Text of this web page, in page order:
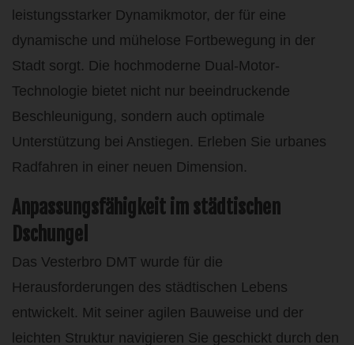
leistungsstarker Dynamikmotor, der für eine
dynamische und mühelose Fortbewegung in der
Stadt sorgt. Die hochmoderne Dual-Motor-
Technologie bietet nicht nur beeindruckende
Beschleunigung, sondern auch optimale
Unterstützung bei Anstiegen. Erleben Sie urbanes
Radfahren in einer neuen Dimension.
Anpassungsfähigkeit im städtischen
Dschungel
Das Vesterbro DMT wurde für die
Herausforderungen des städtischen Lebens
entwickelt. Mit seiner agilen Bauweise und der
leichten Struktur navigieren Sie geschickt durch den